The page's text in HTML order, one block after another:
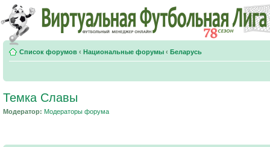
Список форумов ‹ Национальные форумы ‹ Беларусь
Темка Славы
Модератор: Модераторы форума